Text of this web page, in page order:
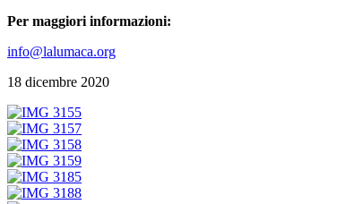
Per maggiori informazioni:
info@lalumaca.org
18 dicembre 2020